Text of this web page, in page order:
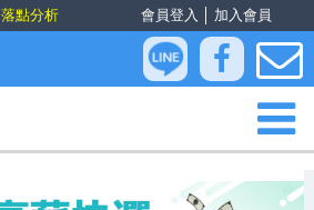
會員登入 加入會員
落點分析